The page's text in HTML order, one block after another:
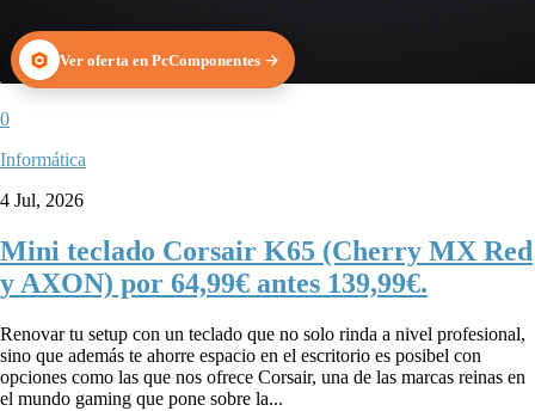
Ver oferta en PcComponentes
0
Informática
4 Jul, 2026
Mini teclado Corsair K65 (Cherry MX Red
y AXON) por 64,99€ antes 139,99€.
Renovar tu setup con un teclado que no solo rinda a nivel profesional,
sino que además te ahorre espacio en el escritorio es posibel con
opciones como las que nos ofrece Corsair, una de las marcas reinas en
el mundo gaming que pone sobre la...